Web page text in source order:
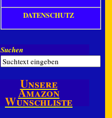
DATENSCHUTZ
Suchen
Unsere
Amazon
Wunschliste